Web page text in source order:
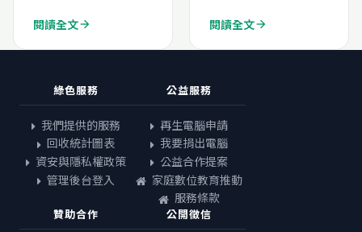
閱讀全文arrow_forward 閱讀全文arrow_forward
綠色服務
我們提供的服務
回收統計圖表
資安與隱私權政策
管理後台登入
公益服務
再生電腦申請
我要捐出電腦
公益合作提案
家庭數位教育推動
服務條款
贊助合作 公開徵信